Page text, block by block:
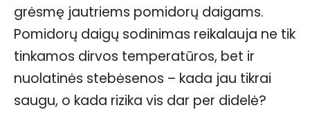
grėsmę jautriems pomidorų daigams.
Pomidorų daigų sodinimas reikalauja ne tik
tinkamos dirvos temperatūros, bet ir
nuolatinės stebėsenos – kada jau tikrai
saugu, o kada rizika vis dar per didelė?